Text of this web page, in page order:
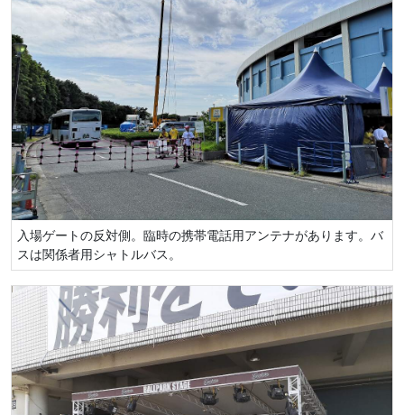
入場ゲートの反対側。臨時の携帯電話用アンテナがあります。バ
スは関係者用シャトルバス。